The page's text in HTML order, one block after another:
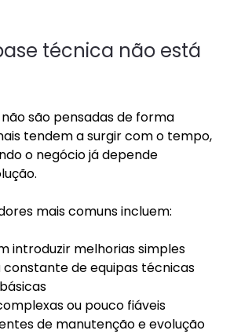
técnica não está
são pensadas de forma
tendem a surgir com o tempo,
o negócio já depende
mais comuns incluem:
introduzir melhorias simples
constante de equipas técnicas
ou pouco fiáveis
de manutenção e evolução